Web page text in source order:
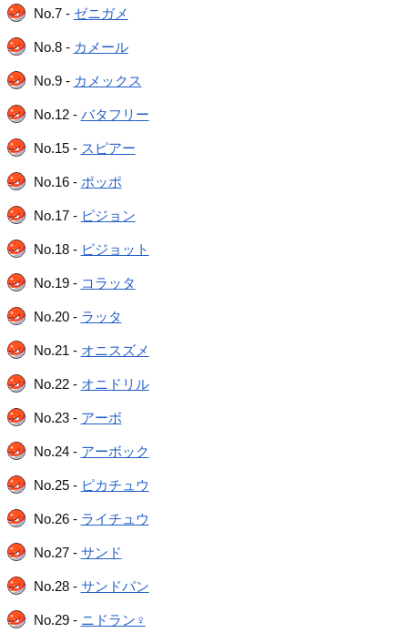
No.7 - ゼニガメ
No.8 - カメール
No.9 - カメックス
No.12 - バタフリー
No.15 - スピアー
No.16 - ポッポ
No.17 - ピジョン
No.18 - ピジョット
No.19 - コラッタ
No.20 - ラッタ
No.21 - オニスズメ
No.22 - オニドリル
No.23 - アーボ
No.24 - アーボック
No.25 - ピカチュウ
No.26 - ライチュウ
No.27 - サンド
No.28 - サンドパン
No.29 - ニドラン♀